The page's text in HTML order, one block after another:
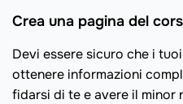
Crea una pagina del
Devi essere sicuro che i
ottenere informazioni
fidarsi di te e avere il minor